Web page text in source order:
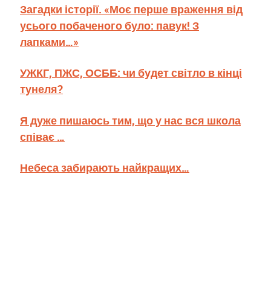
Загадки історії. «Моє перше враження від
усього побаченого було: павук! З
лапками…»
УЖКГ, ПЖС, ОСББ: чи будет світло в кінці
тунеля?
Я дуже пишаюсь тим, що у нас вся школа
співає …
Небеса забирають найкращих…